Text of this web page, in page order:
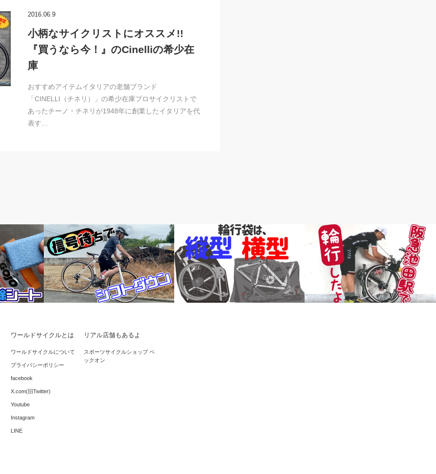
2016.06.9
小柄なサイクリストにオススメ!!
『買うなら今！』のCinelliの希少在
庫
おすすめアイテムイタリアの老舗ブランド
「CINELLI（チネリ）」の希少在庫プロサイクリストで
あったチーノ・チネリが1948年に創業したイタリアを代
表す…
お掃除シー
ワールドサイクルとは
ワールドサイクルについて
プライバシーポリシー
facebook
X.com(旧Twitter)
Youtube
Instagram
LINE
リアル店舗もあるよ
スポーツサイクルショップ ベ
ックオン